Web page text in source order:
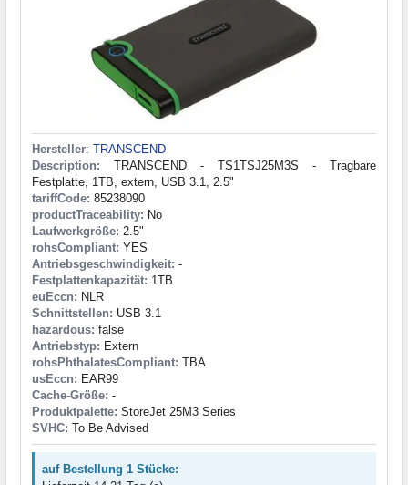
Hersteller: TRANSCEND
Description: TRANSCEND - TS1TSJ25M3S - Tragbare
Festplatte, 1TB, extern, USB 3.1, 2.5"
tariffCode: 85238090
productTraceability: No
Laufwerkgröße: 2.5"
rohsCompliant: YES
Antriebsgeschwindigkeit: -
Festplattenkapazität: 1TB
euEccn: NLR
Schnittstellen: USB 3.1
hazardous: false
Antriebstyp: Extern
rohsPhthalatesCompliant: TBA
usEccn: EAR99
Cache-Größe: -
Produktpalette: StoreJet 25M3 Series
SVHC: To Be Advised
auf Bestellung 1 Stücke: